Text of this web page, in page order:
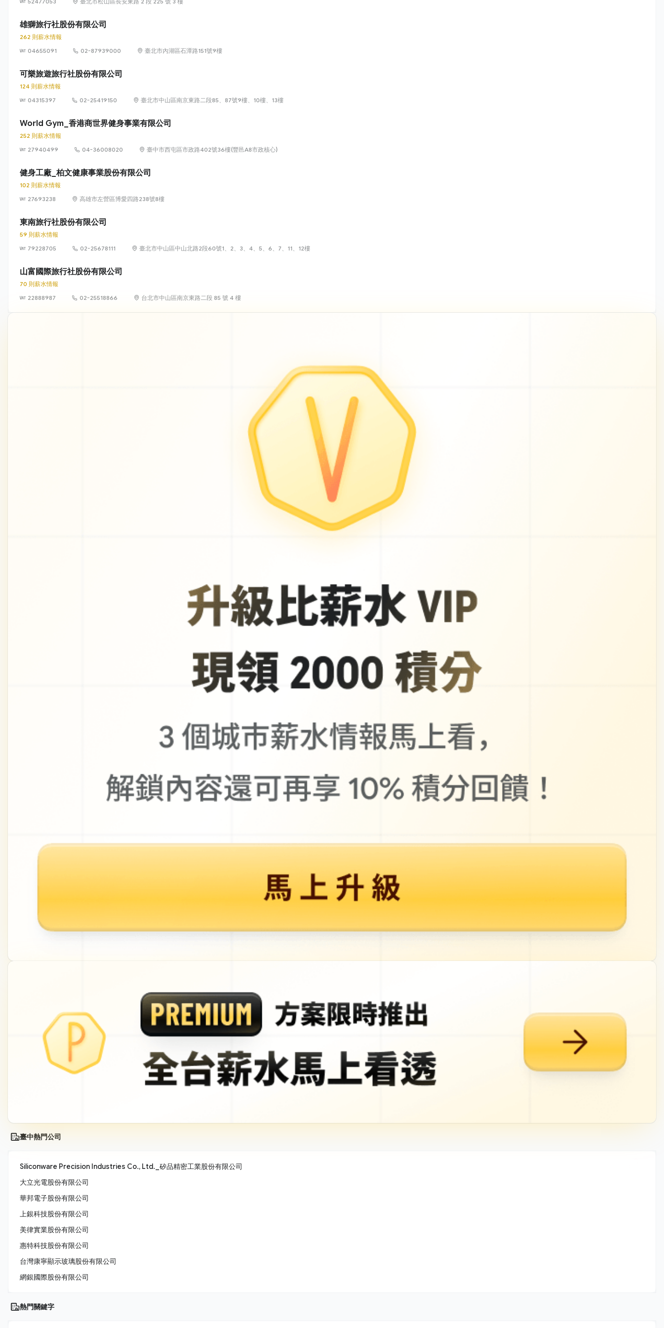
雄獅旅行社股份有限公司
262 則薪水情報
04655091
02-87939000 臺北市內湖區石潭路151號9樓
可樂旅遊旅行社股份有限公司
124 則薪水情報
04315397
02-25419150 臺北市中山區南京東路二段85、87號9樓、10樓、13樓
World Gym_香港商世界健身事業有限公司
252 則薪水情報
27940499
04-36008020 臺中市西屯區市政路402號36樓(豐邑A8市政核心)
健身工廠_柏文健康事業股份有限公司
102 則薪水情報
27693238
高雄市左營區博愛四路238號8樓
東南旅行社股份有限公司
59 則薪水情報
79228705
02-25678111 臺北市中山區中山北路2段60號1、2、3、4、5、6、7、11、12樓
山富國際旅行社股份有限公司
70 則薪水情報
22888987
02-25518866 台北市中山區南京東路二段 85 號 4 樓
臺中熱門公司
Siliconware Precision Industries Co., Ltd._矽品精密工業股份有限公司
大立光電股份有限公司
華邦電子股份有限公司
上銀科技股份有限公司
美律實業股份有限公司
惠特科技股份有限公司
台灣康寧顯示玻璃股份有限公司
網銀國際股份有限公司
熱門關鍵字